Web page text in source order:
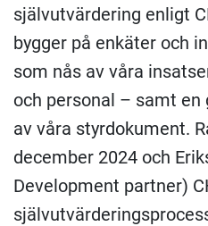
självutvärdering enligt
bygger på enkäter och
som nås av våra
och personal – samt en
av våra styrdokument.
december 2024 och
Development partner)